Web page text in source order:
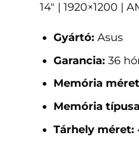
14" | 1920×1200 |
Gyártó: Asus
Garancia: 36
Memória
Memória
Tárhely méret: